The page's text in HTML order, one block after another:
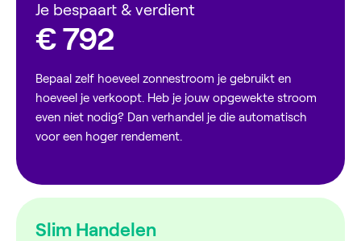
Je bespaart & verdient
€ 792
Bepaal zelf hoeveel zonnestroom je gebruikt en
hoeveel je verkoopt. Heb je jouw opgewekte stroom
even niet nodig? Dan verhandel je die automatisch
voor een hoger rendement.
Slim Handelen